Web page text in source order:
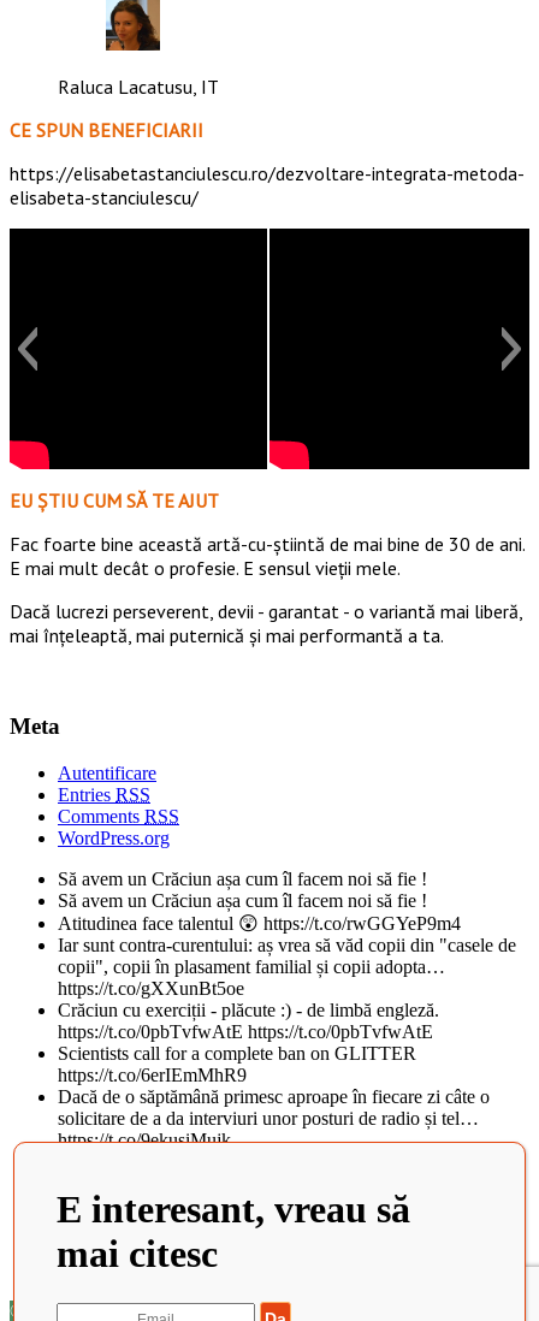
Raluca Lacatusu, IT
CE SPUN BENEFICIARII
https://elisabetastanciulescu.ro/dezvoltare-integrata-metoda-
elisabeta-stanciulescu/
EU ȘTIU CUM SĂ TE AJUT
Fac foarte bine această artă-cu-știintă de mai bine de 30 de ani.
E mai mult decât o profesie. E sensul vieții mele.
Dacă lucrezi perseverent, devii - garantat - o variantă mai liberă,
mai înțeleaptă, mai puternică și mai performantă a ta.
Meta
Autentificare
Entries RSS
Comments RSS
WordPress.org
Să avem un Crăciun așa cum îl facem noi să fie !
Să avem un Crăciun așa cum îl facem noi să fie !
Atitudinea face talentul 😲 https://t.co/rwGGYeP9m4
Iar sunt contra-curentului: aș vrea să văd copii din "casele de
copii", copii în plasament familial și copii adopta…
https://t.co/gXXunBt5oe
Crăciun cu exerciții - plăcute :) - de limbă engleză.
https://t.co/0pbTvfwAtE https://t.co/0pbTvfwAtE
Scientists call for a complete ban on GLITTER
https://t.co/6erIEmMhR9
Dacă de o săptămână primesc aproape în fiecare zi câte o
solicitare de a da interviuri unor posturi de radio și tel…
https://t.co/9ekusiMujk
https://t.co/tObCifkj49
Zaha Hadid Architects Completes China’s Newest Cultural
Center https://t.co/QvJIM8HmXs
Școa... https://t.co/QRcnBMQnNk
©2022 Elisabeta Stanciulescu. Toate drepturile rezervate
E interesant, vreau să
mai citesc